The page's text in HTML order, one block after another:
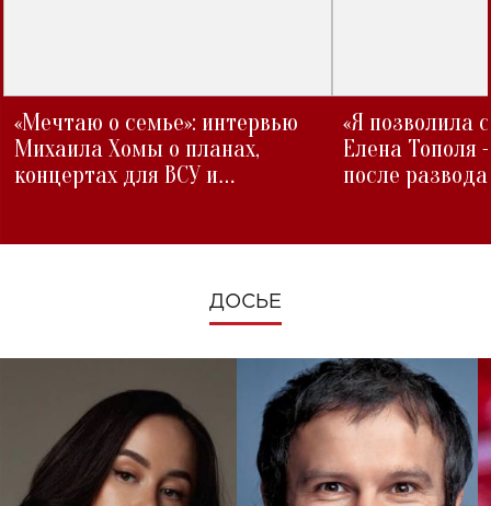
«Мечтаю о семье»: интервью
Михаила Хомы о планах,
концертах для ВСУ и
«Я позволила
Елена Тополя
после развода
ДОСЬЕ